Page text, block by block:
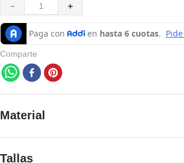
＋
－
Comparte
Material
Importador: Forus Colombia S.A.S
Tallas